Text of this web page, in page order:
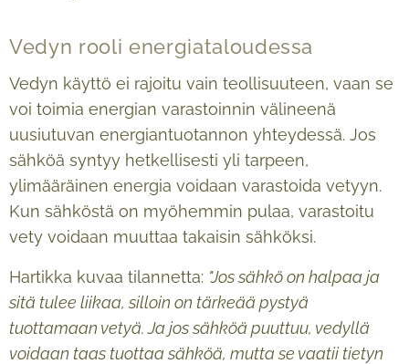
Vedyn rooli energiataloudessa
Vedyn käyttö ei rajoitu vain teollisuuteen, vaan se
voi toimia energian varastoinnin välineenä
uusiutuvan energiantuotannon yhteydessä. Jos
sähköä syntyy hetkellisesti yli tarpeen,
ylimääräinen energia voidaan varastoida vetyyn.
Kun sähköstä on myöhemmin pulaa, varastoitu
vety voidaan muuttaa takaisin sähköksi.
Hartikka kuvaa tilannetta: "Jos sähkö on halpaa ja
sitä tulee liikaa, silloin on tärkeää pystyä
tuottamaan vetyä. Ja jos sähköä puuttuu, vedyllä
voidaan taas tuottaa sähköä, mutta se vaatii tietyn